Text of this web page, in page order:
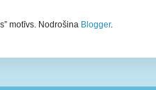
motīvs. Nodrošina Blogger.